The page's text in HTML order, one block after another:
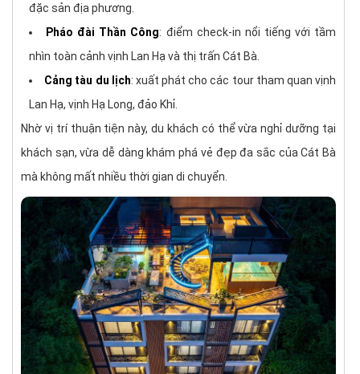
đặc sản địa phương.
Pháo đài Thần Công: điểm check-in nổi tiếng với tầm
nhìn toàn cảnh vịnh Lan Hạ và thị trấn Cát Bà.
Cảng tàu du lịch: xuất phát cho các tour tham quan vịnh
Lan Hạ, vịnh Hạ Long, đảo Khỉ.
Nhờ vị trí thuận tiện này, du khách có thể vừa nghỉ dưỡng tại
khách sạn, vừa dễ dàng khám phá vẻ đẹp đa sắc của Cát Bà
mà không mất nhiều thời gian di chuyển.